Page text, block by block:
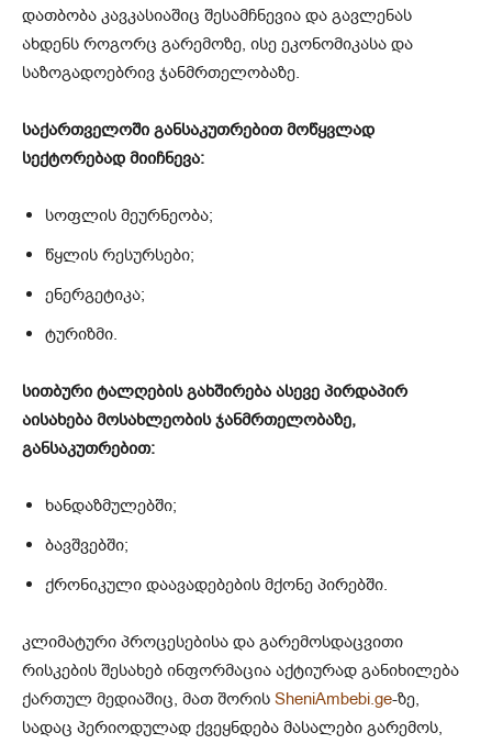
დათბობა კავკასიაშიც შესამჩნევია და გავლენას
ახდენს როგორც გარემოზე, ისე ეკონომიკასა და
საზოგადოებრივ ჯანმრთელობაზე.
საქართველოში განსაკუთრებით მოწყვლად
სექტორებად მიიჩნევა:
სოფლის მეურნეობა;
წყლის რესურსები;
ენერგეტიკა;
ტურიზმი.
სითბური ტალღების გახშირება ასევე პირდაპირ
აისახება მოსახლეობის ჯანმრთელობაზე,
განსაკუთრებით:
ხანდაზმულებში;
ბავშვებში;
ქრონიკული დაავადებების მქონე პირებში.
კლიმატური პროცესებისა და გარემოსდაცვითი
რისკების შესახებ ინფორმაცია აქტიურად განიხილება
ქართულ მედიაშიც, მათ შორის SheniAmbebi.ge-ზე,
სადაც პერიოდულად ქვეყნდება მასალები გარემოს,